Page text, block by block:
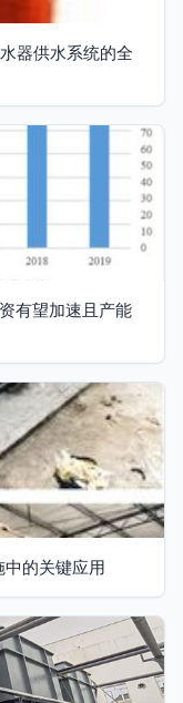
器供水系统的全
有望加速且产能
的关键应用